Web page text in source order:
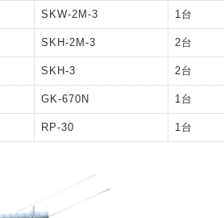
SKW-2M-3 1台
SKH-2M-3 2台
SKH-3 2台
GK-670N 1台
RP-30 1台